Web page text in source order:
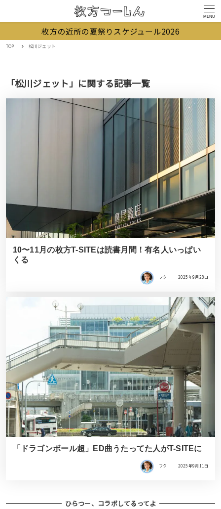
MENU
枚方の近所の夏祭りスケジュール2026
TOP 松川ジェット
「松川ジェット」に関する記事一覧
10〜11月の枚方T-SITEは読書月間！有名人いっぱい
くる
フク 2025年9月28日
「ドラゴンボール超」ED曲うたってた人がT-SITEに
フク 2025年9月11日
ひらつー、コラボしてるってよ